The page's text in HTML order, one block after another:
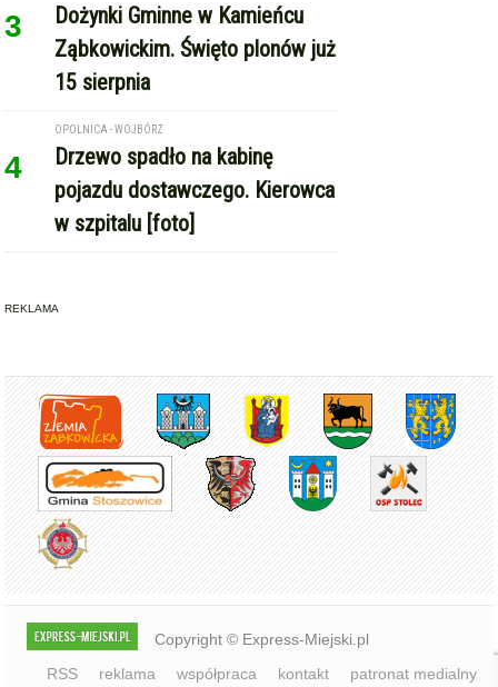
3
Dożynki Gminne w Kamieńcu
Ząbkowickim. Święto plonów już
15 sierpnia
4
OPOLNICA - WOJBÓRZ
Drzewo spadło na kabinę
pojazdu dostawczego. Kierowca
w szpitalu [foto]
REKLAMA
Copyright © Express-Miejski.pl
RSS
reklama współpraca kontakt patronat medialny